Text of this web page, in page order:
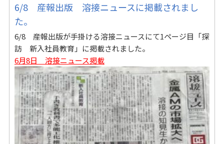
6/8 産報出版 溶接ニュースに掲載されまし
た。
6/8 産報出版が手掛ける溶接ニュースにて1ページ目「探
訪 新入社員教育」に掲載されました。
6月8日 溶接ニュース掲載